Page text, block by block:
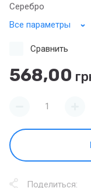
Серебро
Все параметры
568,00
Сравнить
Поделиться: